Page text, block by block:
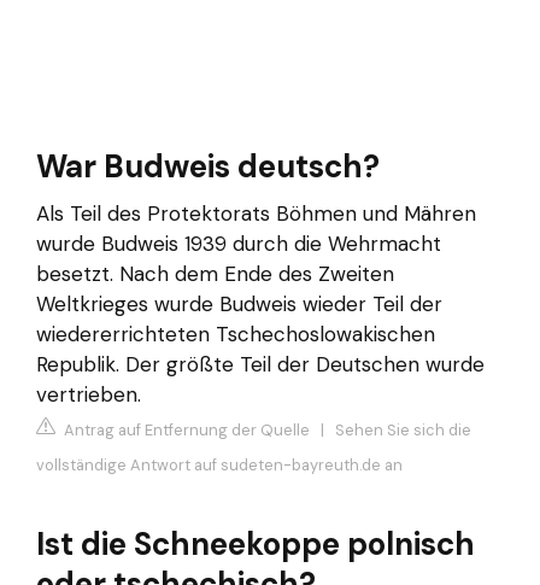
War Budweis deutsch?
Als Teil des Protektorats Böhmen und Mähren
wurde Budweis 1939 durch die Wehrmacht
besetzt. Nach dem Ende des Zweiten
Weltkrieges wurde Budweis wieder Teil der
wiedererrichteten Tschechoslowakischen
Republik. Der größte Teil der Deutschen wurde
vertrieben.
Antrag auf Entfernung der Quelle | Sehen Sie sich die
vollständige Antwort auf sudeten-bayreuth.de an
Ist die Schneekoppe polnisch